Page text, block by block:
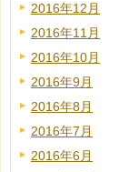
2016年12月
2016年11月
2016年10月
2016年9月
2016年8月
2016年7月
2016年6月